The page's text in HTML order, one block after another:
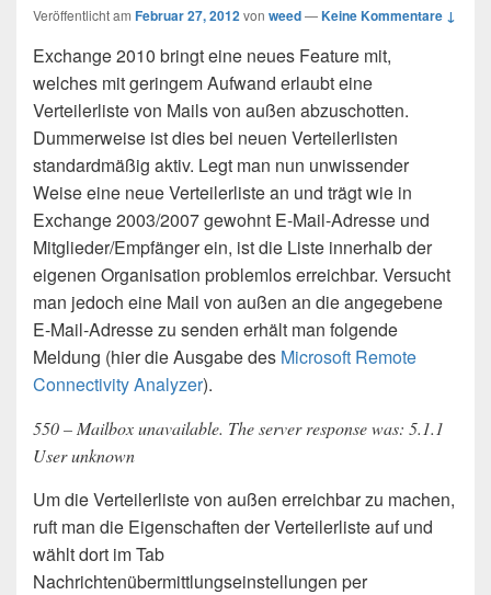
Veröffentlicht am Februar 27, 2012von weed—Keine Kommentare ↓
Exchange 2010 bringt eine neues Feature mit,
welches mit geringem Aufwand erlaubt eine
Verteilerliste von Mails von außen abzuschotten.
Dummerweise ist dies bei neuen Verteilerlisten
standardmäßig aktiv. Legt man nun unwissender
Weise eine neue Verteilerliste an und trägt wie in
Exchange 2003/2007 gewohnt E-Mail-Adresse und
Mitglieder/Empfänger ein, ist die Liste innerhalb der
eigenen Organisation problemlos erreichbar. Versucht
man jedoch eine Mail von außen an die angegebene
E-Mail-Adresse zu senden erhält man folgende
Meldung (hier die Ausgabe des Microsoft Remote
Connectivity Analyzer).
550 – Mailbox unavailable. The server response was: 5.1.1
User unknown
Um die Verteilerliste von außen erreichbar zu machen,
ruft man die Eigenschaften der Verteilerliste auf und
wählt dort im Tab
Nachrichtenübermittlungseinstellungen per